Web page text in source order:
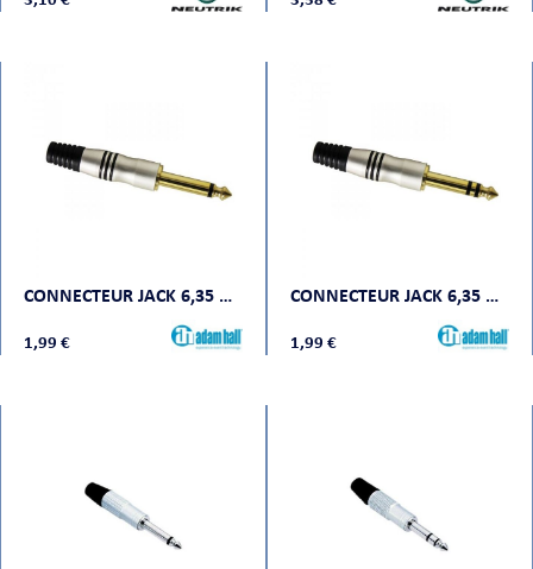
CONNECTEUR JACK 6,35 MM MONO OR
1,99 €
CONNECTEUR JACK 6,35 MM STÉRÉO OR
1,99 €